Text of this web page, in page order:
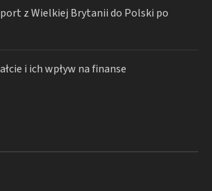
z Wielkiej Brytanii do Polski po
i ich wpływ na finanse